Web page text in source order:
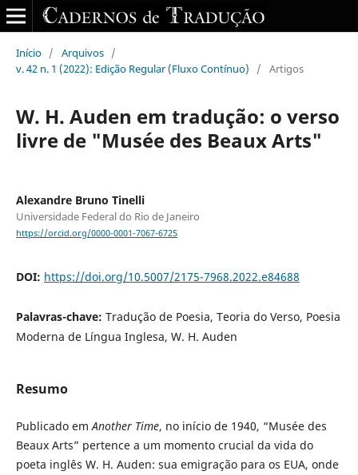
Início / Arquivos /
v. 42 n. 1 (2022): Edição Regular (Fluxo Contínuo)
/ Artigos
W. H. Auden em tradução: o verso
livre de "Musée des Beaux Arts"
Alexandre Bruno Tinelli
Universidade Federal do Rio de Janeiro
https://orcid.org/0000-0001-7067-6725
DOI: https://doi.org/10.5007/2175-7968.2022.e84688
Palavras-chave: Tradução de Poesia, Teoria do Verso, Poesia
Moderna de Língua Inglesa, W. H. Auden
Resumo
Publicado emAnother Time, no início de 1940, “Musée des
Beaux Arts” pertence a um momento crucial da vida do
poeta inglês W. H. Auden: sua emigração para os EUA, onde